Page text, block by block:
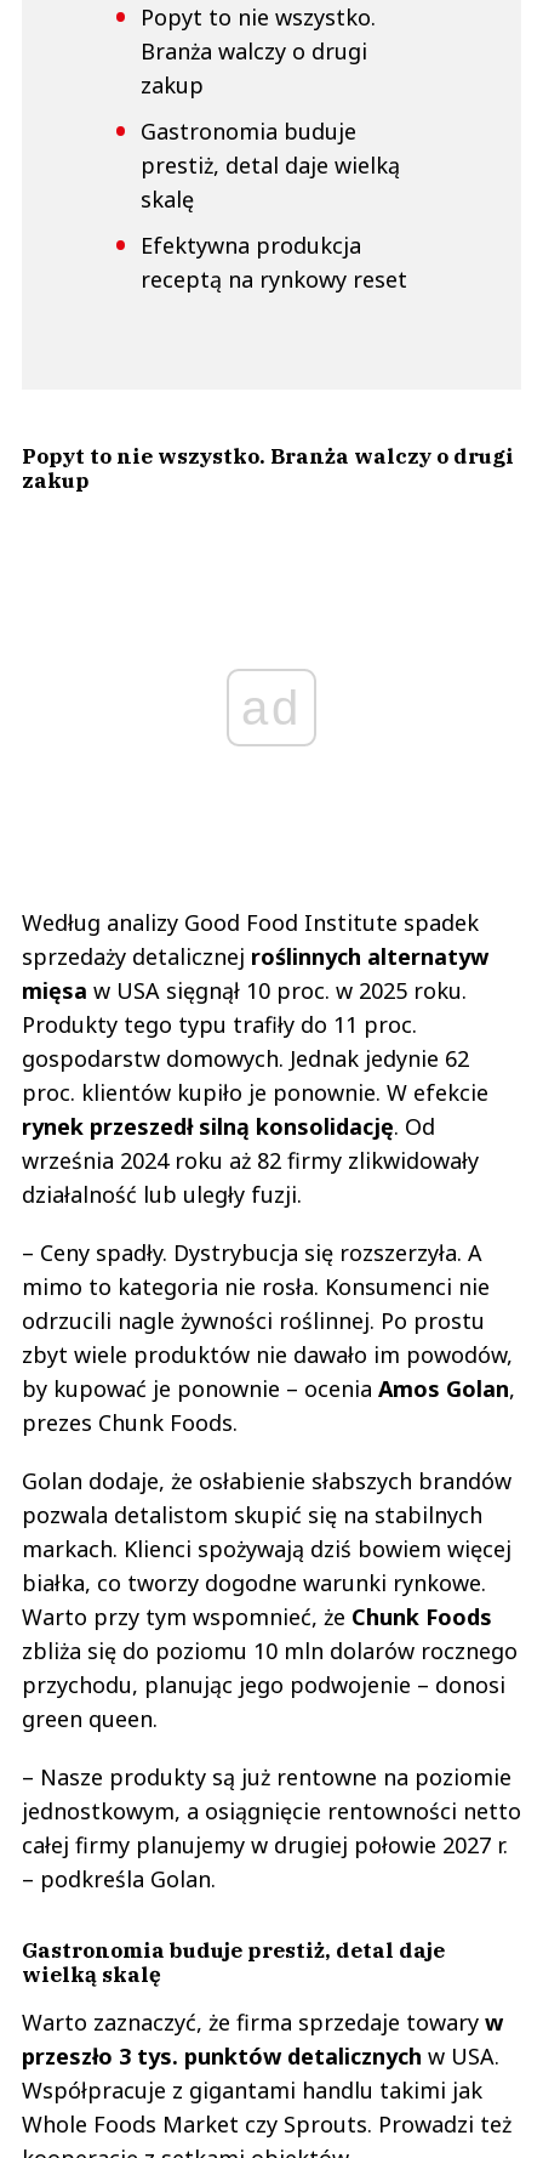
Popyt to nie wszystko.
Branża walczy o drugi
zakup
Gastronomia buduje
prestiż, detal daje wielką
skalę
Efektywna produkcja
receptą na rynkowy reset
Popyt to nie wszystko. Branża walczy o drugi
zakup
ad
Według analizy Good Food Institute spadek
sprzedaży detalicznej roślinnych alternatyw
mięsa w USA sięgnął 10 proc. w 2025 roku.
Produkty tego typu trafiły do 11 proc.
gospodarstw domowych. Jednak jedynie 62
proc. klientów kupiło je ponownie. W efekcie
rynek przeszedł silną konsolidację. Od
września 2024 roku aż 82 firmy zlikwidowały
działalność lub uległy fuzji.
– Ceny spadły. Dystrybucja się rozszerzyła. A
mimo to kategoria nie rosła. Konsumenci nie
odrzucili nagle żywności roślinnej. Po prostu
zbyt wiele produktów nie dawało im powodów,
by kupować je ponownie – ocenia Amos Golan,
prezes Chunk Foods.
Golan dodaje, że osłabienie słabszych brandów
pozwala detalistom skupić się na stabilnych
markach. Klienci spożywają dziś bowiem więcej
białka, co tworzy dogodne warunki rynkowe.
Warto przy tym wspomnieć, że Chunk Foods
zbliża się do poziomu 10 mln dolarów rocznego
przychodu, planując jego podwojenie – donosi
green queen.
– Nasze produkty są już rentowne na poziomie
jednostkowym, a osiągnięcie rentowności netto
całej firmy planujemy w drugiej połowie 2027 r.
– podkreśla Golan.
Gastronomia buduje prestiż, detal daje
wielką skalę
Warto zaznaczyć, że firma sprzedaje towary w
przeszło 3 tys. punktów detalicznych w USA.
Współpracuje z gigantami handlu takimi jak
Whole Foods Market czy Sprouts. Prowadzi też